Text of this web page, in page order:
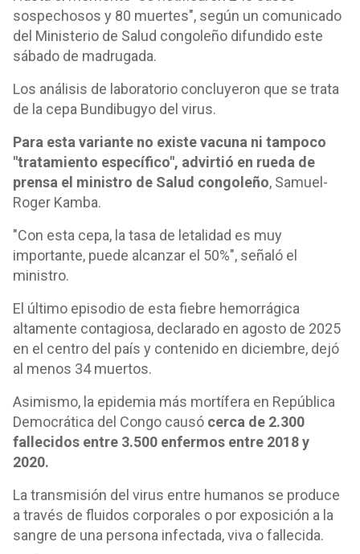
sospechosos y 80 muertes", según un comunicado
del Ministerio de Salud congoleño difundido este
sábado de madrugada.
Los análisis de laboratorio concluyeron que se trata
de la cepa Bundibugyo del virus.
Para esta variante no existe vacuna ni tampoco
"tratamiento específico", advirtió en rueda de
prensa el ministro de Salud congoleño, Samuel-
Roger Kamba.
"Con esta cepa, la tasa de letalidad es muy
importante, puede alcanzar el 50%", señaló el
ministro.
El último episodio de esta fiebre hemorrágica
altamente contagiosa, declarado en agosto de 2025
en el centro del país y contenido en diciembre, dejó
al menos 34 muertos.
Asimismo, la epidemia más mortífera en República
Democrática del Congo causó cerca de 2.300
fallecidos entre 3.500 enfermos entre 2018 y
2020.
La transmisión del virus entre humanos se produce
a través de fluidos corporales o por exposición a la
sangre de una persona infectada, viva o fallecida.